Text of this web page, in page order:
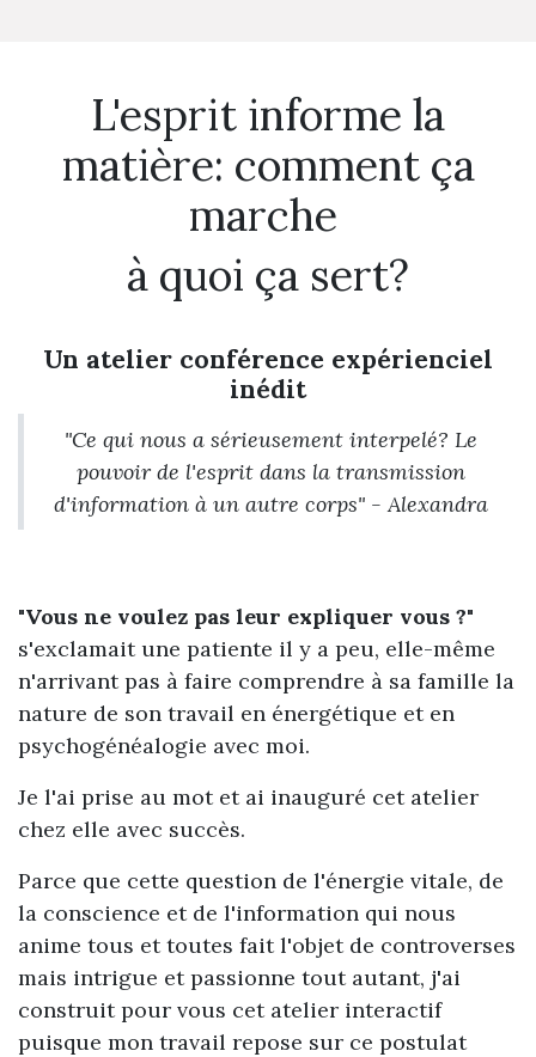
L'esprit informe la
matière: comment ça
marche
à quoi ça sert?
Un atelier conférence expérienciel
inédit
"Ce qui nous a sérieusement interpelé? Le
pouvoir de l'esprit dans la transmission
d'information à un autre corps" - Alexandra
"Vous ne voulez pas leur expliquer vous ?"
s'exclamait une patiente il y a peu, elle-même
n'arrivant pas à faire comprendre à sa famille la
nature de son travail en énergétique et en
psychogénéalogie avec moi.
Je l'ai prise au mot et ai inauguré cet atelier
chez elle avec succès.
Parce que cette question de l'énergie vitale, de
la conscience et de l'information qui nous
anime tous et toutes fait l'objet de controverses
mais intrigue et passionne tout autant, j'ai
construit pour vous cet atelier interactif
puisque mon travail repose sur ce postulat